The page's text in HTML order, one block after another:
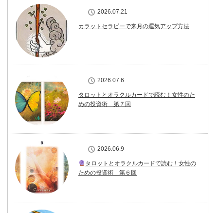
2026.07.21
カラットセラピーで来月の運気アップ方法
2026.07.6
タロットとオラクルカードで読む！女性のた
めの投資術 第７回
2026.06.9
タロットとオラクルカードで読む！女性の
ための投資術 第６回